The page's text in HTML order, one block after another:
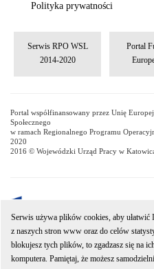
Polityka prywatności
Serwis RPO WSL
2014-2020
Portal
Portal współfinansowany przez Unię
Społecznego
w ramach Regionalnego Programu
2020
2016 © Wojewódzki Urząd Pracy w
Wojewódzki Urząd Pracy w
Samorządu
Serwis używa plików cookies, aby ułatwić
z naszych stron www oraz do celów
blokujesz tych plików, to zgadzasz się na
komputera. Pamiętaj, że możesz